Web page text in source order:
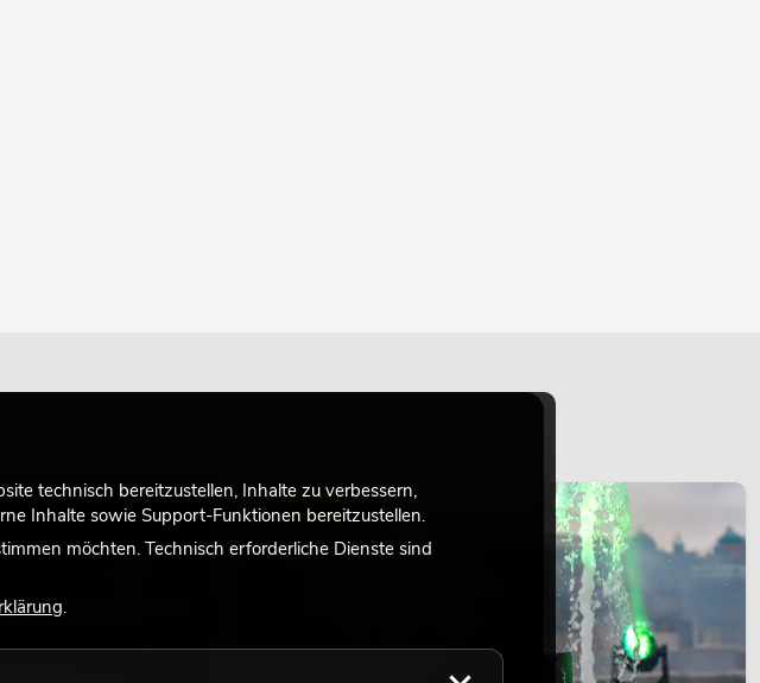
LICHT
technisch bereitzustellen, Inhalte zu verbessern,
Inhalte sowie Support-Funktionen bereitzustellen.
möchten. Technisch erforderliche Dienste sind
.